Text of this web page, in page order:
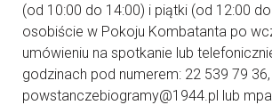
(od 10:00 do 14:00) i piątki (od 12:00
osobiście w Pokoju Kombatanta po
umówieniu na spotkanie lub
godzinach pod numerem: 22 539 79
powstanczebiogramy@1944.pl lub